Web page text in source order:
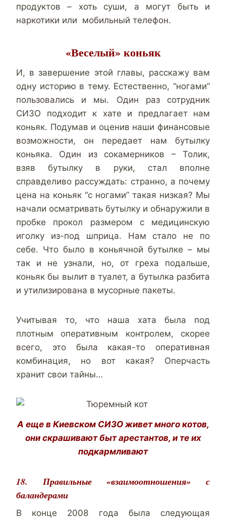
продуктов – хоть суши, а могут быть и
наркотики или мобильный телефон.
«Веселый» коньяк
И, в завершение этой главы, расскажу вам
одну историю в тему. Естественно, “ногами”
пользовались и мы. Один раз сотрудник
СИЗО подходит к хате и предлагает нам
коньяк. Подумав и оценив наши финансовые
возможности, он передает нам бутылку
коньяка. Один из сокамерников – Толик,
взяв бутылку в руки, стал вполне
справделиво рассуждать: странно, а почему
цена на коньяк “с ногами” такая низкая? Мы
начали осматривать бутылку и обнаружили в
пробке прокол размером с медицинскую
иголку из-под шприца. Нам стало не по
себе. Что было в коньячной бутылке – мы
так и не узнали, но, от греха подальше,
коньяк бы вылит в туалет, а бутылка разбита
и утилизирована в мусорные пакеты.
Учитывая то, что наша хата была под
плотным оперативным контролем, скорее
всего, это была какая-то оперативная
комбинация, но вот какая? Оперчасть
хранит свои тайны…
А еще в Киевском СИЗО живет много котов,
они скрашивают быт арестантов, и те их
подкармливают
18. Правильные «взаимоотношения» с
баландерами
В конце 2008 года была следующая